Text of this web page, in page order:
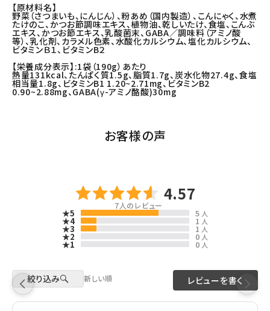
【原材料名】
野菜（さつまいも、にんじん）、粉あめ（国内製造）、こんにゃく、水煮
たけのこ、かつお節調味エキス、植物油、乾しいたけ、食塩、こんぶ
エキス、かつお節エキス、乳酸菌末、GABA／調味料（アミノ酸
等）、乳化剤、カラメル色素、水酸化カルシウム、塩化カルシウム、
ビタミンＢ１、ビタミンB２
【栄養成分表示】:1袋（190g）あたり
熱量131kcal、たんぱく質1.5g、脂質1.7g、炭水化物27.4g、食塩
相当量1.8g、ビタミンB1 1.20~2.71mg、ビタミンB2
0.90~2.88mg、GABA(γ-アミノ酪酸)30mg
お客様の声
4.57
7人のレビュー
★5 5 人
★4 1 人
★3 1 人
★2 0 人
★1 0 人
絞り込み 新しい順 レビューを書く